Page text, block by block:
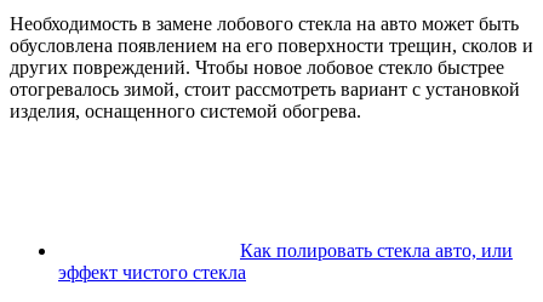
Необходимость в замене лобового стекла на авто может быть
обусловлена появлением на его поверхности трещин, сколов и
других повреждений. Чтобы новое лобовое стекло быстрее
отогревалось зимой, стоит рассмотреть вариант с установкой
изделия, оснащенного системой обогрева.
Как полировать стекла авто, или
эффект чистого стекла